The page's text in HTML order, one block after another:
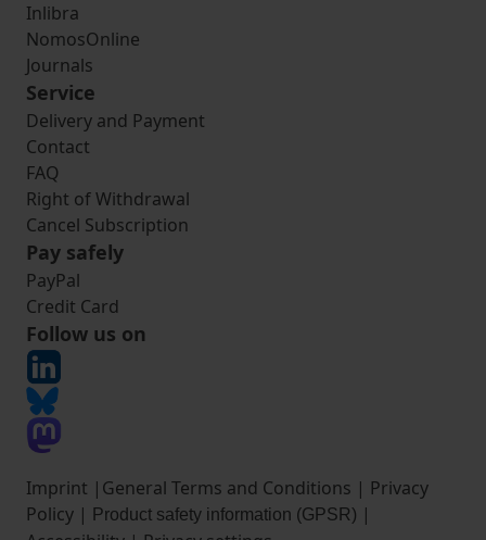
Inlibra
NomosOnline
Journals
Service
Delivery and Payment
Contact
FAQ
Right of Withdrawal
Cancel Subscription
Pay safely
PayPal
Credit Card
Follow us on
Imprint | General Terms and Conditions | Privacy
Policy | Product safety information (GPSR) |